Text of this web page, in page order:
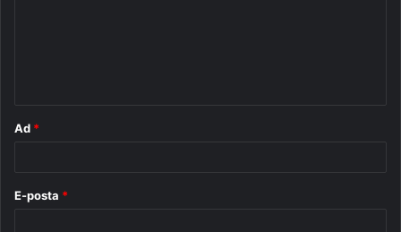
Ad *
E-posta *